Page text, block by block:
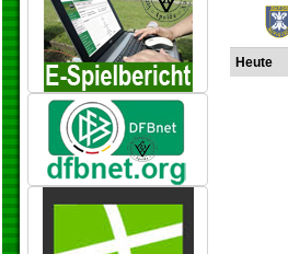
Heute